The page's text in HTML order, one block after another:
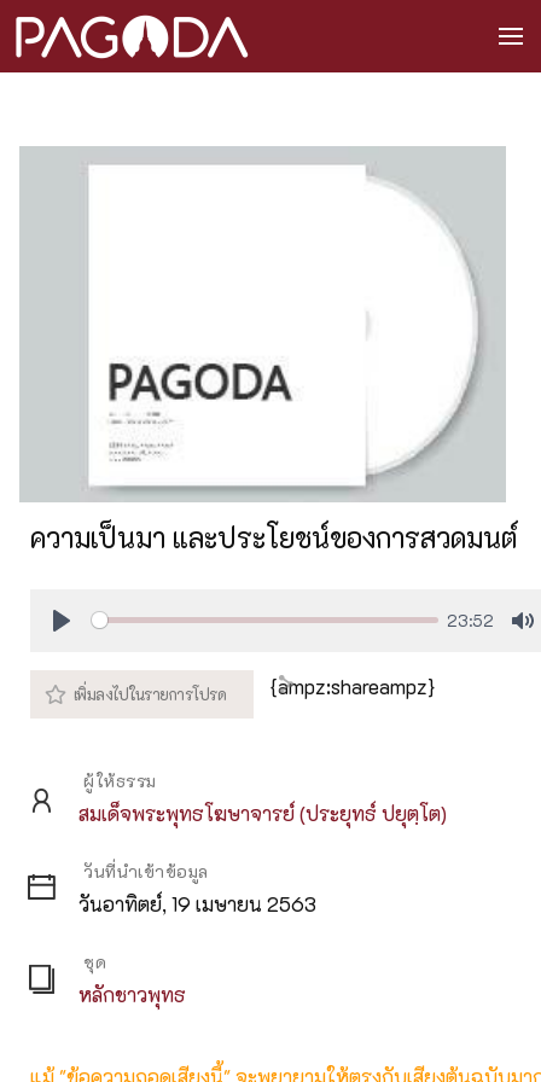
ความเป็นมา และประโยชน์ของการสวดมนต์
23:52
{ampz:shareampz}
ผู้ให้ธรรม
สมเด็จพระพุทธโฆษาจารย์ (ประยุทธ์ ปยุตฺโต)
วันที่นำเข้าข้อมูล
วันอาทิตย์, 19 เมษายน 2563
ชุด
หลักชาวพุทธ
แม้ "ข้อความถอดเสียงนี้" จะพยายามให้ตรงกับเสียงต้นฉบับม